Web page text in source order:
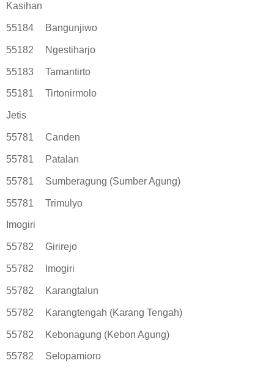
Kasihan
55184 Bangunjiwo
55182 Ngestiharjo
55183 Tamantirto
55181 Tirtonirmolo
Jetis
55781 Canden
55781 Patalan
55781 Sumberagung (Sumber Agung)
55781 Trimulyo
Imogiri
55782 Girirejo
55782 Imogiri
55782 Karangtalun
55782 Karangtengah (Karang Tengah)
55782 Kebonagung (Kebon Agung)
55782 Selopamioro